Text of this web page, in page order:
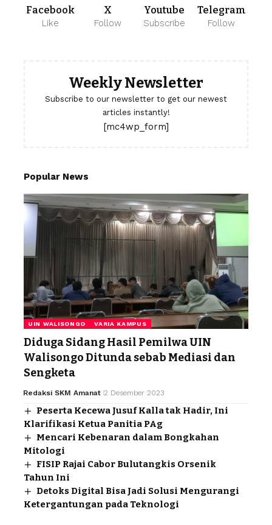
Facebook
Like
X
Follow
Youtube
Subscribe
Telegram
Follow
Weekly Newsletter
Subscribe to our newsletter to get our newest
articles instantly!
[mc4wp_form]
Popular News
UIN WALISONGO VARIA KAMPUS
Diduga Sidang Hasil Pemilwa UIN
Walisongo Ditunda sebab Mediasi dan
Sengketa
Redaksi SKM Amanat 2 Desember 2023
Peserta Kecewa Jusuf Kalla tak Hadir, Ini
Klarifikasi Ketua Panitia PAg
Mencari Kebenaran dalam Bongkahan
Mitologi
FISIP Rajai Cabor Bulutangkis Orsenik
Tahun Ini
Detoks Digital Bisa Jadi Solusi Mengurangi
Ketergantungan pada Teknologi